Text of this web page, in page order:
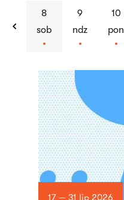
previous
8
sob
9
ndz
10
pon
Lista
artykułów
17 — 31 lip 2026